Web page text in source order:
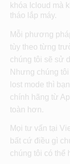
khóa Icloud mà
tháo lắp máy.
Mỗi phương
tùy theo từng
chúng tôi sẽ sử
Nhưng chúng
lost mode thì
chính hãng từ
toàn hơn.
Mọi tư vấn tại
bất cứ điều gì
chúng tôi có thể